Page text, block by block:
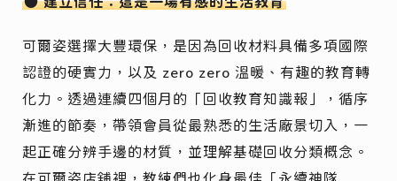
可爾姿選擇大豐環保，是因為回收材料具備多項國際
認證的硬實力，以及 zero zero 溫暖、有趣的教育轉
化力。透過連續四個月的「回收教育知識報」，循序
漸進的節奏，帶領會員從最熟悉的生活廠景切入，一
起正確分辨手邊的材質，並理解基礎回收分類概念。